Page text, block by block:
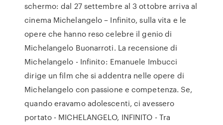
schermo: dal 27 settembre al 3 ottobre arriva al
cinema Michelangelo – Infinito, sulla vita e le
opere che hanno reso celebre il genio di
Michelangelo Buonarroti. La recensione di
Michelangelo - Infinito: Emanuele Imbucci
dirige un film che si addentra nelle opere di
Michelangelo con passione e competenza. Se,
quando eravamo adolescenti, ci avessero
portato - MICHELANGELO, INFINITO - Tra